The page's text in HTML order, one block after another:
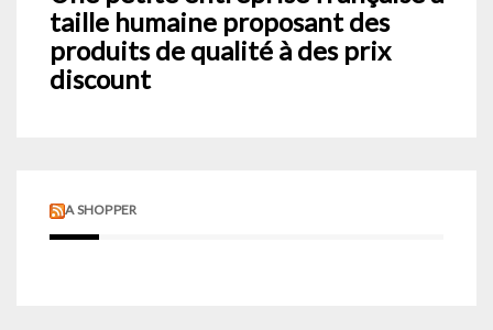
taille humaine proposant des
produits de qualité à des prix
discount
A SHOPPER